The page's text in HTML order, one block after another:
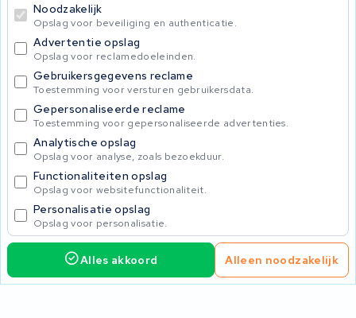
Opladers Accessoires
Noodzakelijk
Opslag voor beveiliging en authenticatie.
Advertentie opslag
Opslag voor reclamedoeleinden.
Gebruikersgegevens reclame
Toestemming voor versturen gebruikersdata.
Gepersonaliseerde reclame
Toestemming voor gepersonaliseerde advertenties.
Analytische opslag
Opslag voor analyse, zoals bezoekduur.
Functionaliteiten opslag
Opslag voor websitefunctionaliteit.
Personalisatie opslag
Opslag voor personalisatie.
Alles akkoord Alleen noodzakelijk
Service aanvragen
© 2026 KWS Seuren
Algemene Voorwaarden
Privacybeleid